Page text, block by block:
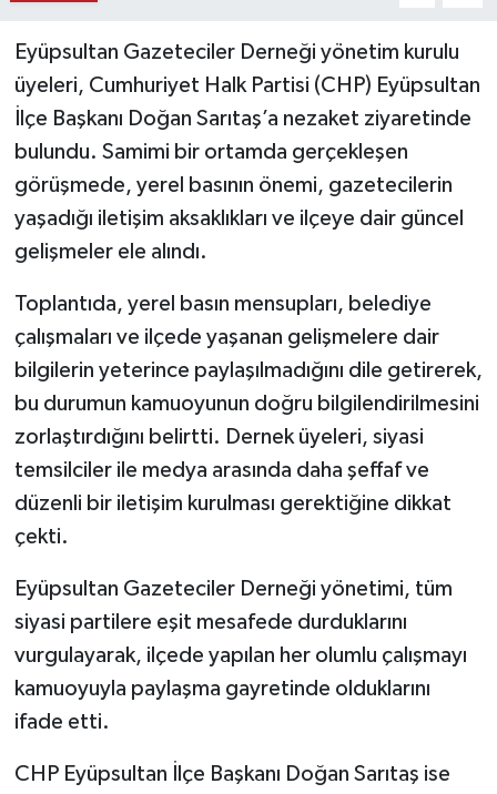
Eyüpsultan Gazeteciler Derneği yönetim kurulu
üyeleri, Cumhuriyet Halk Partisi (CHP) Eyüpsultan
İlçe Başkanı Doğan Sarıtaş’a nezaket ziyaretinde
bulundu. Samimi bir ortamda gerçekleşen
görüşmede, yerel basının önemi, gazetecilerin
yaşadığı iletişim aksaklıkları ve ilçeye dair güncel
gelişmeler ele alındı.
Toplantıda, yerel basın mensupları, belediye
çalışmaları ve ilçede yaşanan gelişmelere dair
bilgilerin yeterince paylaşılmadığını dile getirerek,
bu durumun kamuoyunun doğru bilgilendirilmesini
zorlaştırdığını belirtti. Dernek üyeleri, siyasi
temsilciler ile medya arasında daha şeffaf ve
düzenli bir iletişim kurulması gerektiğine dikkat
çekti.
Eyüpsultan Gazeteciler Derneği yönetimi, tüm
siyasi partilere eşit mesafede durduklarını
vurgulayarak, ilçede yapılan her olumlu çalışmayı
kamuoyuyla paylaşma gayretinde olduklarını
ifade etti.
CHP Eyüpsultan İlçe Başkanı Doğan Sarıtaş ise